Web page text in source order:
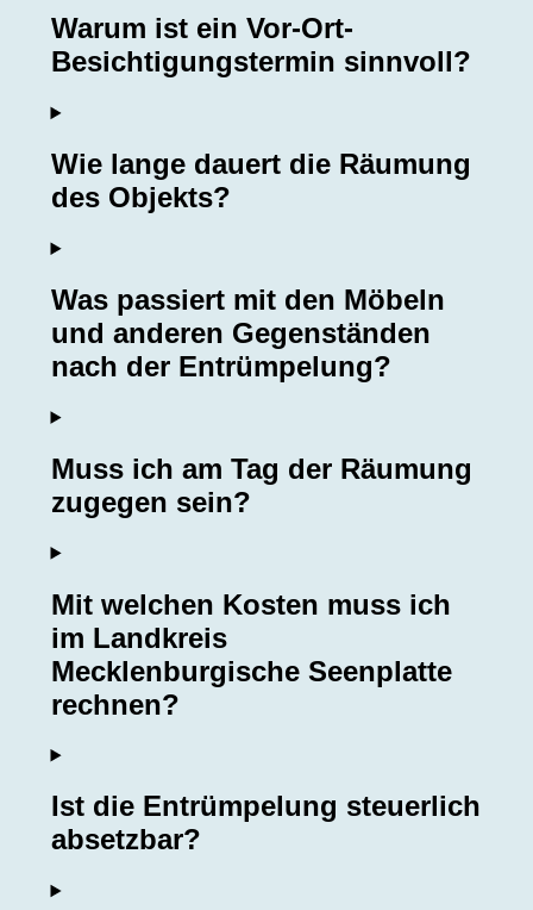
Warum ist ein Vor-Ort-
Besichtigungstermin sinnvoll?
Wie lange dauert die Räumung
des Objekts?
Was passiert mit den Möbeln
und anderen Gegenständen
nach der Entrümpelung?
Muss ich am Tag der Räumung
zugegen sein?
Mit welchen Kosten muss ich
im Landkreis
Mecklenburgische Seenplatte
rechnen?
Ist die Entrümpelung steuerlich
absetzbar?